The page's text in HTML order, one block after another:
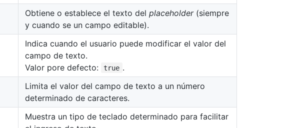
Obtiene o establece el texto del placeholder(siempre
y cuando se un campo editable).
Indica cuando el usuario puede modificar el valor del
campo de texto.
Valor pore defecto:
true .
Limita el valor del campo de texto a un número
determinado de caracteres.
Muestra un tipo de teclado determinado para facilitar